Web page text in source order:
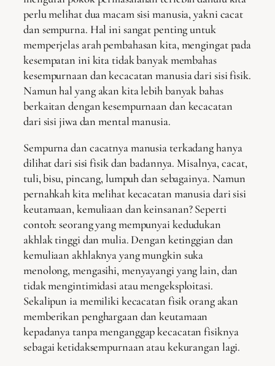
perlu melihat dua macam sisi manusia, yakni cacat
dan sempurna. Hal ini sangat penting untuk
memperjelas arah pembahasan kita, mengingat pada
kesempatan ini kita tidak banyak membahas
kesempurnaan dan kecacatan manusia dari sisi fisik.
Namun hal yang akan kita lebih banyak bahas
berkaitan dengan kesempurnaan dan kecacatan
dari sisi jiwa dan mental manusia.
Sempurna dan cacatnya manusia terkadang hanya
dilihat dari sisi fisik dan badannya. Misalnya, cacat,
tuli, bisu, pincang, lumpuh dan sebagainya. Namun
pernahkah kita melihat kecacatan manusia dari sisi
keutamaan, kemuliaan dan keinsanan? Seperti
contoh: seorang yang mempunyai kedudukan
akhlak tinggi dan mulia. Dengan ketinggian dan
kemuliaan akhlaknya yang mungkin suka
menolong, mengasihi, menyayangi yang lain, dan
tidak mengintimidasi atau mengeksploitasi.
Sekalipun ia memiliki kecacatan fisik orang akan
memberikan penghargaan dan keutamaan
kepadanya tanpa menganggap kecacatan fisiknya
sebagai ketidaksempurnaan atau kekurangan lagi.